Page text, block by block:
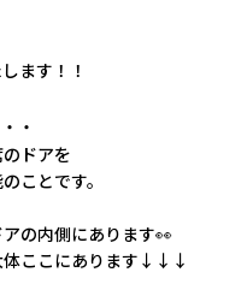
舗情報
ベント・キャンペーン
フターサポート
ます！！
・
ドアを
ことです。
の内側にあります👀
体ここにあります↓↓↓